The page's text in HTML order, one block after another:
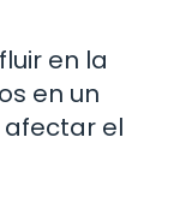
en la
en un
afectar el